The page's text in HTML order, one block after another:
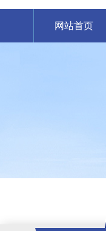
网站首页